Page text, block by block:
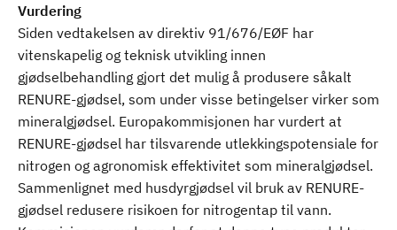
Vurdering
Siden vedtakelsen av direktiv 91/676/EØF har
vitenskapelig og teknisk utvikling innen
gjødselbehandling gjort det mulig å produsere såkalt
RENURE-gjødsel, som under visse betingelser virker som
mineralgjødsel. Europakommisjonen har vurdert at
RENURE-gjødsel har tilsvarende utlekkingspotensiale for
nitrogen og agronomisk effektivitet som mineralgjødsel.
Sammenlignet med husdyrgjødsel vil bruk av RENURE-
gjødsel redusere risikoen for nitrogentap til vann.